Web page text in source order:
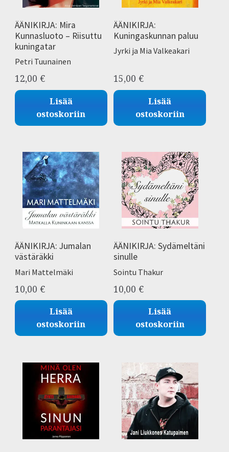
Kirja-blogit
ÄÄNIKIRJA: Mira
Kunnasluoto – Riisuttu
kuningatar
Petri Tuunainen
12,00 €
Lisää
ostoskoriin
ÄÄNIKIRJA:
Kuningaskunnan paluu
Jyrki ja Mia Valkeakari
15,00 €
Lisää
ostoskoriin
ÄÄNIKIRJA: Jumalan
västäräkki
Mari Mattelmäki
10,00 €
Lisää
ostoskoriin
ÄÄNIKIRJA: Sydämeltäni
sinulle
Sointu Thakur
10,00 €
Lisää
ostoskoriin